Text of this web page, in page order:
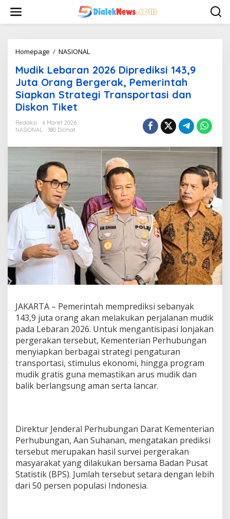
w
Homepage / NASIONAL
d
i
k
L
n
D
i
p
r
e
d
i
k
s
i
4
3
,
9
u
t
a
O
r
e
r
g
e
r
a
k
Mudik Lebaran 2026 Diprediksi 143,9
Juta Orang Bergerak, Pemerintah
Siapkan Strategi Transportasi dan
Diskon Tiket
Redaksi
6 Maret 2026
NASIONAL
380 Dilihat
JAKARTA – Pemerintah memprediksi sebanyak
143,9 juta orang akan melakukan perjalanan mudik
pada Lebaran 2026. Untuk mengantisipasi lonjakan
pergerakan tersebut, Kementerian Perhubungan
menyiapkan berbagai strategi pengaturan
transportasi, stimulus ekonomi, hingga program
mudik gratis guna memastikan arus mudik dan
balik berlangsung aman serta lancar.
Direktur Jenderal Perhubungan Darat Kementerian
Perhubungan, Aan Suhanan, mengatakan prediksi
tersebut merupakan hasil survei pergerakan
masyarakat yang dilakukan bersama Badan Pusat
Statistik (BPS). Jumlah tersebut setara dengan lebih
dari 50 persen populasi Indonesia.